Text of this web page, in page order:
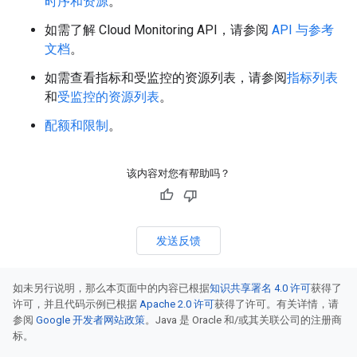
如需了解 Cloud Monitoring API，请参阅 API 与参考
文档。
如需查看指标和受监控的资源列表，请参阅指标列表
和受监控的资源列表。
配额和限制。
该内容对您有帮助吗？
发送反馈
如未另行说明，那么本页面中的内容已根据知识共享署名 4.0 许可获得了
许可，并且代码示例已根据 Apache 2.0 许可获得了许可。有关详情，请
参阅 Google 开发者网站政策。Java 是 Oracle 和/或其关联公司的注册商
标。